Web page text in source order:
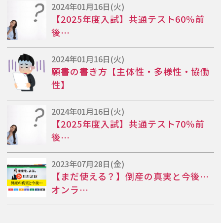
2024年01月16日(火)
【2025年度入試】共通テスト60％前
後…
2024年01月16日(火)
願書の書き方【主体性・多様性・協働
性】
2024年01月16日(火)
【2025年度入試】共通テスト70％前
後…
2023年07月28日(金)
【まだ使える？】倒産の真実と今後…
オンラ…